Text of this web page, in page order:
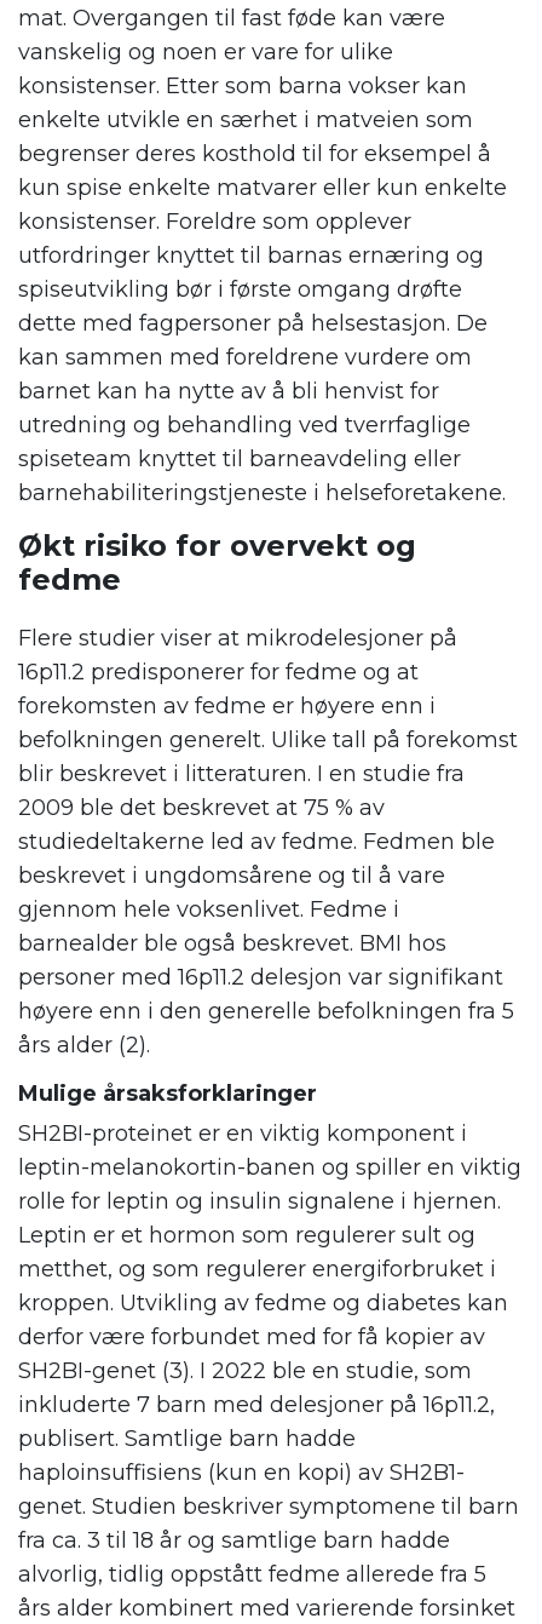
mat. Overgangen til fast føde kan være
vanskelig og noen er vare for ulike
konsistenser. Etter som barna vokser kan
enkelte utvikle en særhet i matveien som
begrenser deres kosthold til for eksempel å
kun spise enkelte matvarer eller kun enkelte
konsistenser. Foreldre som opplever
utfordringer knyttet til barnas ernæring og
spiseutvikling bør i første omgang drøfte
dette med fagpersoner på helsestasjon. De
kan sammen med foreldrene vurdere om
barnet kan ha nytte av å bli henvist for
utredning og behandling ved tverrfaglige
spiseteam knyttet til barneavdeling eller
barnehabiliteringstjeneste i helseforetakene.
Økt risiko for overvekt og
fedme
Flere studier viser at mikrodelesjoner på
16p11.2 predisponerer for fedme og at
forekomsten av fedme er høyere enn i
befolkningen generelt. Ulike tall på forekomst
blir beskrevet i litteraturen. I en studie fra
2009 ble det beskrevet at 75 % av
studiedeltakerne led av fedme. Fedmen ble
beskrevet i ungdomsårene og til å vare
gjennom hele voksenlivet. Fedme i
barnealder ble også beskrevet. BMI hos
personer med 16p11.2 delesjon var signifikant
høyere enn i den generelle befolkningen fra 5
års alder (2).
Mulige årsaksforklaringer
SH2BI-proteinet er en viktig komponent i
leptin-melanokortin-banen og spiller en viktig
rolle for leptin og insulin signalene i hjernen.
Leptin er et hormon som regulerer sult og
metthet, og som regulerer energiforbruket i
kroppen. Utvikling av fedme og diabetes kan
derfor være forbundet med for få kopier av
SH2BI-genet (3). I 2022 ble en studie, som
inkluderte 7 barn med delesjoner på 16p11.2,
publisert. Samtlige barn hadde
haploinsuffisiens (kun en kopi) av SH2B1-
genet. Studien beskriver symptomene til barn
fra ca. 3 til 18 år og samtlige barn hadde
alvorlig, tidlig oppstått fedme allerede fra 5
års alder kombinert med varierende forsinket